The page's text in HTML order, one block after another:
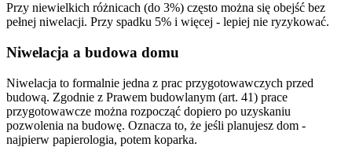
Przy niewielkich różnicach (do 3%) często można się obejść bez
pełnej niwelacji. Przy spadku 5% i więcej - lepiej nie ryzykować.
Niwelacja a budowa domu
Niwelacja to formalnie jedna z prac przygotowawczych przed
budową. Zgodnie z Prawem budowlanym (art. 41) prace
przygotowawcze można rozpocząć dopiero po uzyskaniu
pozwolenia na budowę. Oznacza to, że jeśli planujesz dom -
najpierw papierologia, potem koparka.